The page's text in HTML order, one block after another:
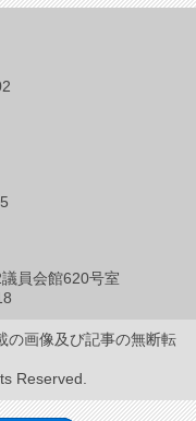
員会館620号室
の画像及び記事の無断転
Reserved.